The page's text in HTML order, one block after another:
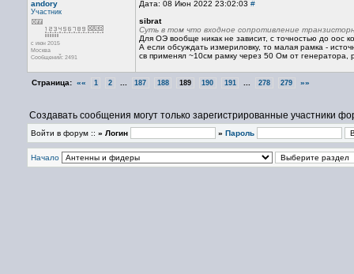
andory
Участник
с июн 2015
Москва
Сообщений: 2491
Дата: 08 Июн 2022 23:02:03 #
sibrat
Суть в том что входное сопротивление
Для ОЭ вообще никак не зависит, с точностью до оос
А если обсуждать измериловку, то малая рамка -
св применял ~10см рамку через 50 Ом от генератора,
Страница: «« 1 2 187 188 189 190 191 278 279 »»
Создавать сообщения могут только зарегистрированные участники
Войти в форум :: » Логин » Пароль
Начало